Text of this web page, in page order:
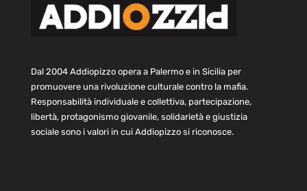
Dal 2004 Addiopizzo opera a Palermo e in Sicilia per
promuovere una rivoluzione culturale contro la mafia.
Responsabilità individuale e collettiva, partecipazione,
libertà, protagonismo giovanile, solidarietà e giustizia
sociale sono i valori in cui Addiopizzo si riconosce.